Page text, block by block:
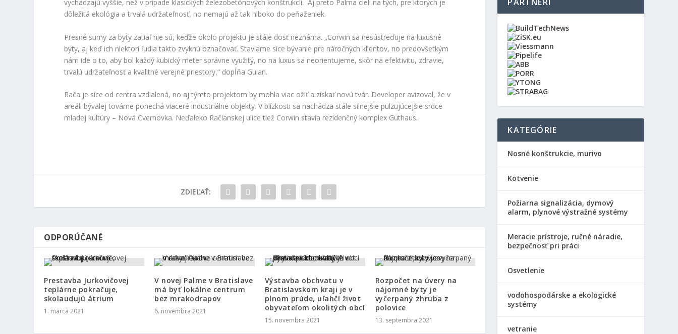
vychádzajú vyššie, než v prípade klasických železobetónových konštrukcií. Aj preto Palma cieli na tých, pre ktorých je
dôležitá ekológia a trvalá udržateľnosť, no nemajú až tak hlboko do peňaženiek.
Presné sumy za byty zatiaľ nie sú, keďže okolo projektu je stále dosť neznáma. „Corwin sa nesústreďuje na luxusné
byty, aj keď ich niektorí ľudia takto zvyknú označovať. Staviame síce bývanie pre náročných klientov, no predovšetkým
nám ide o to, aby bol každý kubický meter správne využitý, no na luxus sa neorientujeme, skôr na efektivitu, zdravie,
trvalú udržateľnosť a kvalitné verejné priestory,“ dopĺňa Gulan.
Rača je síce od centra vzdialená, no aj týmto projektom by mohla viac ožiť a získať novú tvár. Developer avizoval, že v
areáli bývalej továrne ponechá viaceré industriálne objekty. V blízkosti sa nachádza stále silnejšie pulzujúcejšie srdce
mladej kultúry – Nová Cvernovka. Neďaleko Račianskej ulice tiež Corwin stavia rezidenčný komplex Guthaus.
ZDIEĽAŤ:
ODPORÚČANÉ
Prestavba Jurkovičovej
teplárne pokračuje,
skolaudujú átrium
1. marca 2021
V novej Palme v Bratislave
má byť lokálne centrum
bez mrakodrapov
6. novembra 2021
Výstavba obchvatu v
Bratislavskom kraji je v
plnom prúde, uľahčí život
obyvateľom okolitých obcí
15. novembra 2021
Rozpočet na úvery na
nájomné byty je
vyčerpaný zhruba z
polovice
13. septembra 2021
KATEGÓRIE
Nosné konštrukcie, murivo
Kotvenie
Požiarna signalizácia, dymový
alarm, plynové výstražné systémy
Meracie prístroje, ručné náradie,
bezpečnosť pri práci
Osvetlenie
vodohospodárske a ekologické
systémy
vetranie